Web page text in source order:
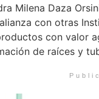
Milena Daza
con otras
con valor
de raíces y